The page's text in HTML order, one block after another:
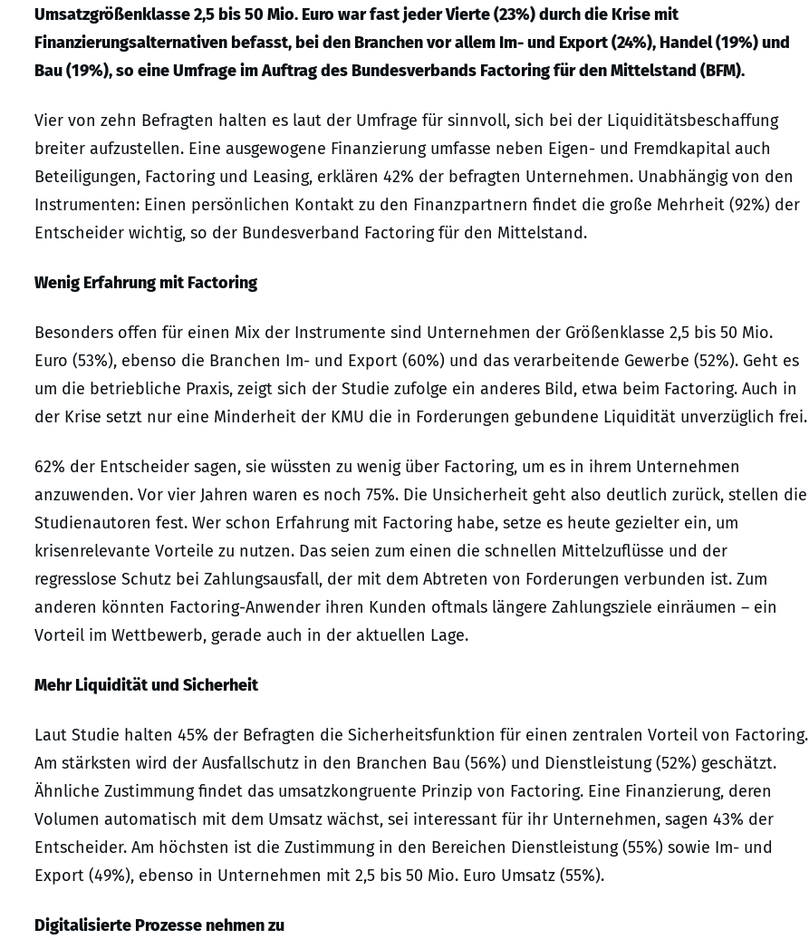
Umsatzgrößenklasse 2,5 bis 50 Mio. Euro war fast jeder Vierte (23%) durch die Krise mit
Finanzierungsalternativen befasst, bei den Branchen vor allem Im- und Export (24%), Handel (19%) und
Bau (19%), so eine Umfrage im Auftrag des Bundesverbands Factoring für den Mittelstand (BFM).
Vier von zehn Befragten halten es laut der Umfrage für sinnvoll, sich bei der Liquiditätsbeschaffung
breiter aufzustellen. Eine ausgewogene Finanzierung umfasse neben Eigen- und Fremdkapital auch
Beteiligungen, Factoring und Leasing, erklären 42% der befragten Unternehmen. Unabhängig von den
Instrumenten: Einen persönlichen Kontakt zu den Finanzpartnern findet die große Mehrheit (92%) der
Entscheider wichtig, so der Bundesverband Factoring für den Mittelstand.
Wenig Erfahrung mit Factoring
Besonders offen für einen Mix der Instrumente sind Unternehmen der Größenklasse 2,5 bis 50 Mio.
Euro (53%), ebenso die Branchen Im- und Export (60%) und das verarbeitende Gewerbe (52%). Geht es
um die betriebliche Praxis, zeigt sich der Studie zufolge ein anderes Bild, etwa beim Factoring. Auch in
der Krise setzt nur eine Minderheit der KMU die in Forderungen gebundene Liquidität unverzüglich frei.
62% der Entscheider sagen, sie wüssten zu wenig über Factoring, um es in ihrem Unternehmen
anzuwenden. Vor vier Jahren waren es noch 75%. Die Unsicherheit geht also deutlich zurück, stellen die
Studienautoren fest. Wer schon Erfahrung mit Factoring habe, setze es heute gezielter ein, um
krisenrelevante Vorteile zu nutzen. Das seien zum einen die schnellen Mittelzuflüsse und der
regresslose Schutz bei Zahlungsausfall, der mit dem Abtreten von Forderungen verbunden ist. Zum
anderen könnten Factoring-Anwender ihren Kunden oftmals längere Zahlungsziele einräumen – ein
Vorteil im Wettbewerb, gerade auch in der aktuellen Lage.
Mehr Liquidität und Sicherheit
Laut Studie halten 45% der Befragten die Sicherheitsfunktion für einen zentralen Vorteil von Factoring.
Am stärksten wird der Ausfallschutz in den Branchen Bau (56%) und Dienstleistung (52%) geschätzt.
Ähnliche Zustimmung findet das umsatzkongruente Prinzip von Factoring. Eine Finanzierung, deren
Volumen automatisch mit dem Umsatz wächst, sei interessant für ihr Unternehmen, sagen 43% der
Entscheider. Am höchsten ist die Zustimmung in den Bereichen Dienstleistung (55%) sowie Im- und
Export (49%), ebenso in Unternehmen mit 2,5 bis 50 Mio. Euro Umsatz (55%).
Digitalisierte Prozesse nehmen zu